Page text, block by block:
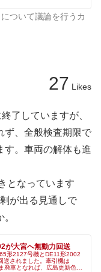
ついて議論を行うカ
27 Likes
了していますが、
ず、全般検査期限で
す。車両の解体も進
となっています
が出る見通しで
が大宮へ無動力回送
形2127号機とDE11形2002
送されました。牽引機は
車となれば、広島更新色に